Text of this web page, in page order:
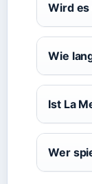
Wird es
Wie
Ist La
Wer